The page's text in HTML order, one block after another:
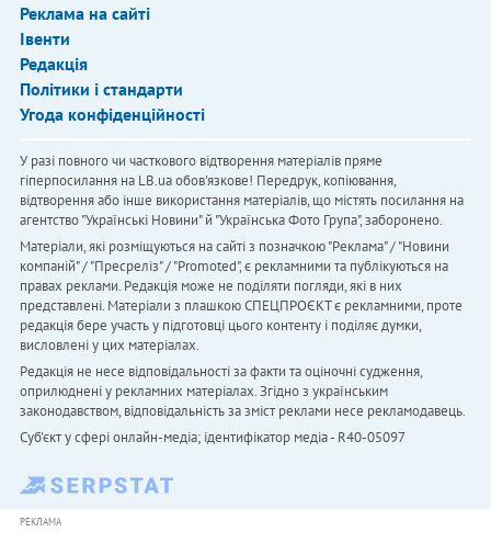
Реклама на сайті
Івенти
Редакція
Політики і стандарти
Угода конфіденційності
У разі повного чи часткового відтворення матеріалів пряме
гіперпосилання на LB.ua обов'язкове! Передрук, копіювання,
відтворення або інше використання матеріалів, що містять посилання на
агентство "Українськi Новини" й "Українська Фото Група", заборонено.
Матеріали, які розміщуються на сайті з позначкою "Реклама" / "Новини
компаній" / "Пресреліз" / "Promoted", є рекламними та публікуються на
правах реклами. Редакція може не поділяти погляди, які в них
представлені. Матеріали з плашкою СПЕЦПРОЄКТ є рекламними, проте
редакція бере участь у підготовці цього контенту і поділяє думки,
висловлені у цих матеріалах.
Редакція не несе відповідальності за факти та оціночні судження,
оприлюднені у рекламних матеріалах. Згідно з українським
законодавством, відповідальність за зміст реклами несе рекламодавець.
Cуб'єкт у сфері онлайн-медіа; ідентифікатор медіа - R40-05097
РЕКЛАМА